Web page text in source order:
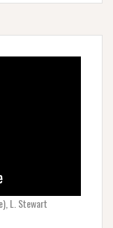
L. Stewart